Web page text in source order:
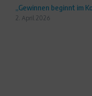
„Gewinnen beginnt im
2. April 2026